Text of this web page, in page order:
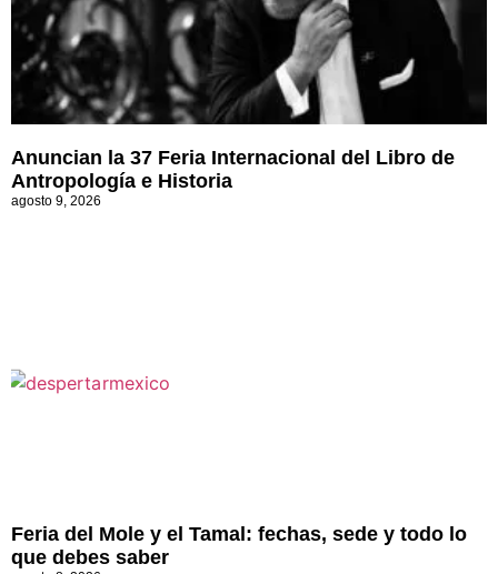
Anuncian la 37 Feria Internacional del Libro de
Antropología e Historia
agosto 9, 2026
Feria del Mole y el Tamal: fechas, sede y todo lo
que debes saber